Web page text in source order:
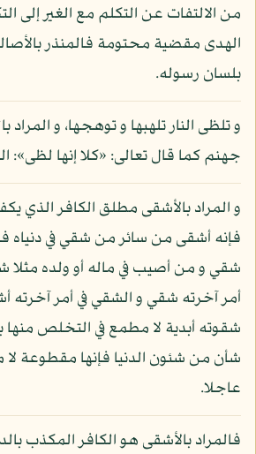
من الالتفات عن التكلم مع الغير إلى
الهدى مقضية محتومة فالمنذر
بلسان رسوله.
و تلظى النار تلهبها و توهجها، و المراد
جهنم كما قال تعالى: «كلا إنها لظى»:
و المراد بالأشقى مطلق الكافر الذي
فإنه أشقى من سائر من شقي في دنياه
شقي و من أصيب في ماله أو ولده
أمر آخرته شقي و الشقي في أمر
شقوته أبدية لا مطمع في التخلص منها
شأن من شئون الدنيا فإنها مقطوعة لا
عاجلا.
فالمراد بالأشقى هو الكافر المكذب